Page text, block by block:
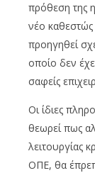
πρόθεση της
νέο
προηγηθεί
οποίο δεν
σαφείς
Οι ίδιες
θεωρεί πως
λειτουργίας
ΟΠΕ, θα